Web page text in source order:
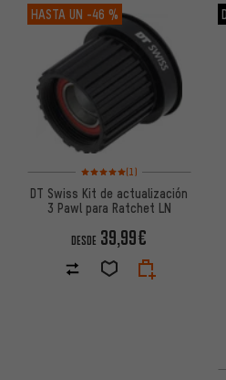
HASTA UN -46 %
Valoración media: 5 de 5 basada
(1)
DT Swiss Kit de actualización
3 Pawl para Ratchet LN
DESDE 39,99€